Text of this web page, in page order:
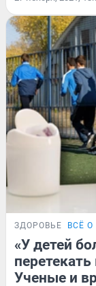
ЗДОРОВЬЕ ВСЁ
«У детей
Ученые и